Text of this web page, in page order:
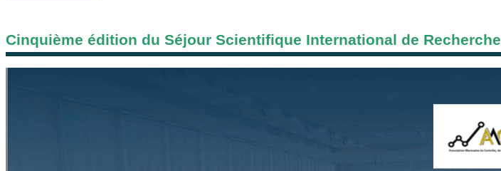
Cinquième édition du Séjour Scientifique International de Recherche